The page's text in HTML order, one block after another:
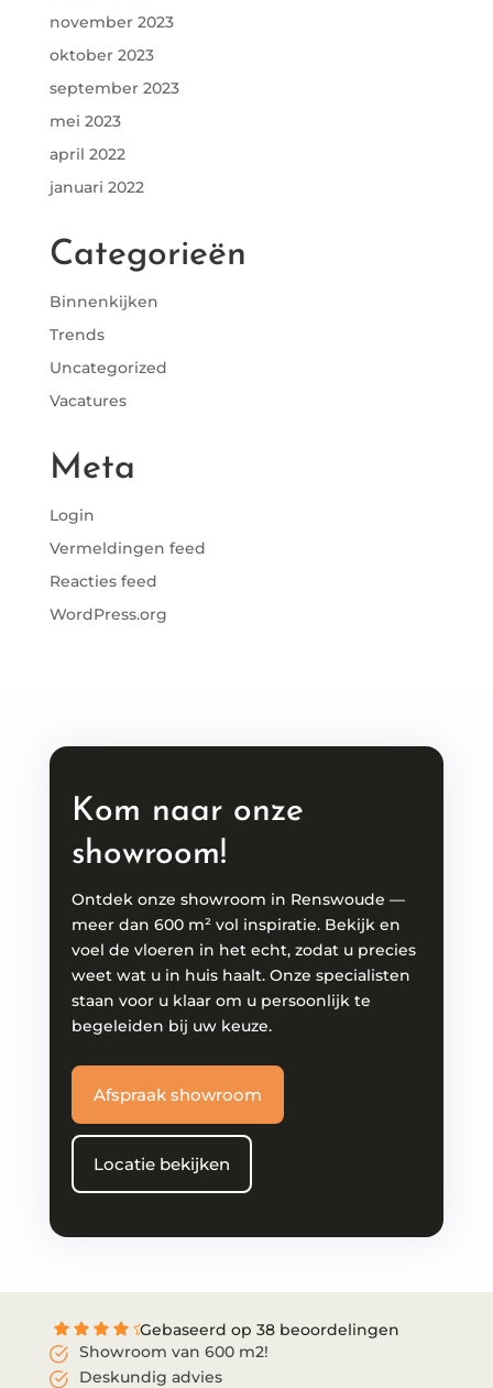
november 2023
oktober 2023
september 2023
mei 2023
april 2022
januari 2022
Categorieën
Binnenkijken
Trends
Uncategorized
Vacatures
Meta
Login
Vermeldingen feed
Reacties feed
WordPress.org
Kom naar onze
showroom!
Ontdek onze showroom in Renswoude —
meer dan 600 m² vol inspiratie. Bekijk en
voel de vloeren in het echt, zodat u precies
weet wat u in huis haalt. Onze specialisten
staan voor u klaar om u persoonlijk te
begeleiden bij uw keuze.
Afspraak showroom
Locatie bekijken
Gebaseerd op 38 beoordelingen
Showroom van 600 m2!
Deskundig advies